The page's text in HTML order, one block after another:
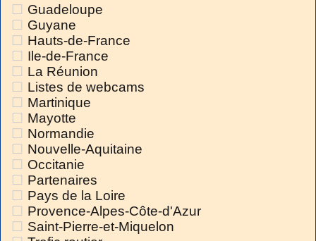
Guadeloupe
Guyane
Hauts-de-France
Ile-de-France
La Réunion
Listes de webcams
Martinique
Mayotte
Normandie
Nouvelle-Aquitaine
Occitanie
Partenaires
Pays de la Loire
Provence-Alpes-Côte-d'Azur
Saint-Pierre-et-Miquelon